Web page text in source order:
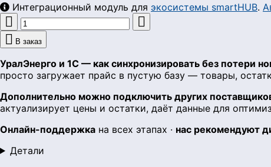
Интеграционный модуль для экосистемы smartHUB.


 В заказ
УралЭнерго и 1С — как синхронизировать без потери
просто загружает прайс в пустую базу — товары,
Дополнительно можно подключить других
актуализирует цены и остатки, даёт данные для
Онлайн-поддержка на всех этапах · нас рекомендуют
Детали